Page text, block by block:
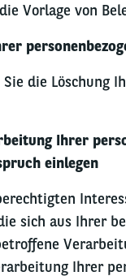
Vorlage von
die Löschung
Ihrer
einlegen
sich aus Ihrer
Ihrer